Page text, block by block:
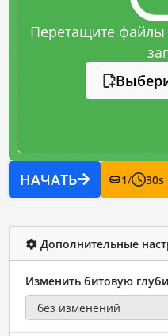
Перетащите
НАЧАТЬ 1/ 30s
Дополнительные
Изменить битовую